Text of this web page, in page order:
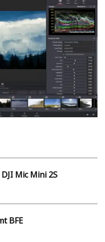
Mic Mini 2S
BFE